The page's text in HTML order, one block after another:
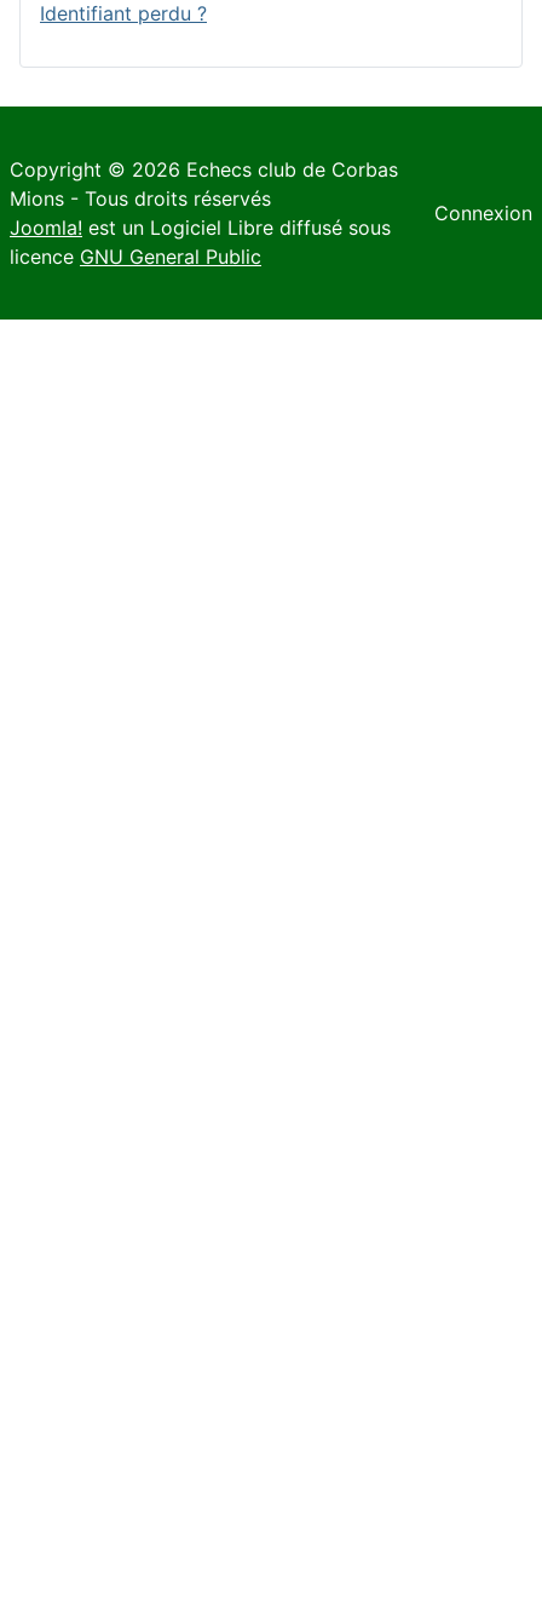
Identifiant perdu ?
Copyright © 2026 Echecs club de Corbas
Mions - Tous droits réservés
Joomla! est un Logiciel Libre diffusé sous
licence GNU General Public
Connexion